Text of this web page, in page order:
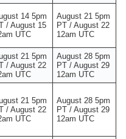
14 5pm
/ August 15
UTC
August 21 5pm
PT / August 22
12am UTC
21 5pm
/ August 22
UTC
August 28 5pm
PT / August 29
12am UTC
21 5pm
/ August 22
UTC
August 28 5pm
PT / August 29
12am UTC